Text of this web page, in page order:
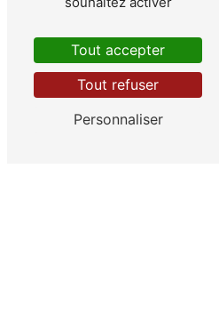
Tout accepter
Tout refuser
Personnaliser